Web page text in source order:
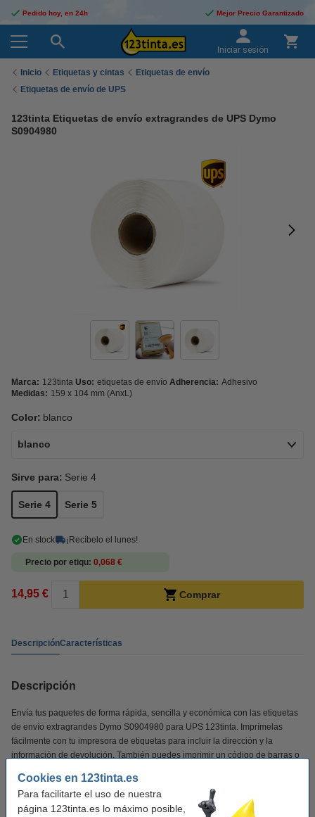
Cookies en 123tinta.es
Para facilitarte el uso de nuestra
página 123tinta.es lo máximo posible,
Pedido hoy, en 24h Mejor Precio Garantizado
Iniciar sesión
Inicio Etiquetas y cintas
Etiquetas de envío
Etiquetas de envío de UPS
123tinta Etiquetas de envío extragrandes de UPS Dymo
S0904980
Marca: 123tinta Uso: etiquetas de envío Adherencia: Adhesivo
Medidas: 159 x 104 mm (AnxL)
Color: blanco
blanco
Sirve para: Serie 4
Serie 4 Serie 5
En stock ¡Recíbelo el lunes!
Precio por etiqu 0,068 €
14,95 € Comprar
DescripciónCaracterísticas
Descripción
Envía tus paquetes de forma rápida, sencilla y económica con las etiquetas
de envío extragrandes Dymo S0904980 para UPS 123tinta. Imprímelas
fácilmente con tu impresora de etiquetas para incluir la dirección y la
información de devolución. También puedes imprimir un código de barras o
se adhieren firmemente y se retiran fácilmente si es necesario. Esto le
permite ajustar rápidamente un envío o reutilizar los materiales de embalaje.